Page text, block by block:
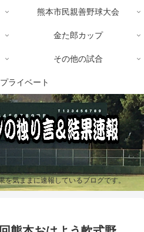
気ままに速報しているブログです。
熊本市民親善野球大会
金た郎カップ
その他の試合
ライベート